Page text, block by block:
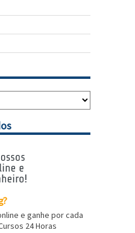
e ganhe por cada
24 Horas